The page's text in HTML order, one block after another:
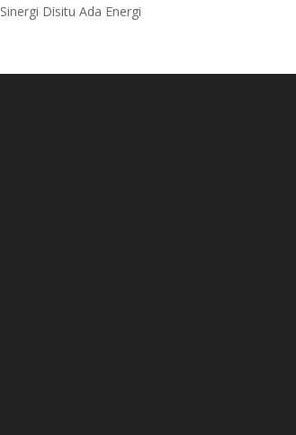
Sinergi Disitu Ada Energi